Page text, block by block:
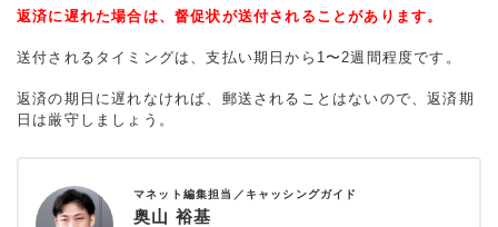
返済に遅れた場合は、督促状が送付されることがあります。
送付されるタイミングは、支払い期日から1〜2週間程度です。
返済の期日に遅れなければ、郵送されることはないので、返済期
日は厳守しましょう。
マネット編集担当／キャッシングガイド
奥山 裕基